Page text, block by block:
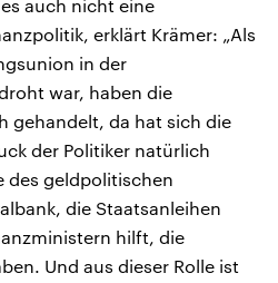
auch nicht eine
erklärt Krämer: „Als
in der
war, haben die
gehandelt, da hat sich die
der Politiker natürlich
des geldpolitischen
die Staatsanleihen
hilft, die
Und aus dieser Rolle ist